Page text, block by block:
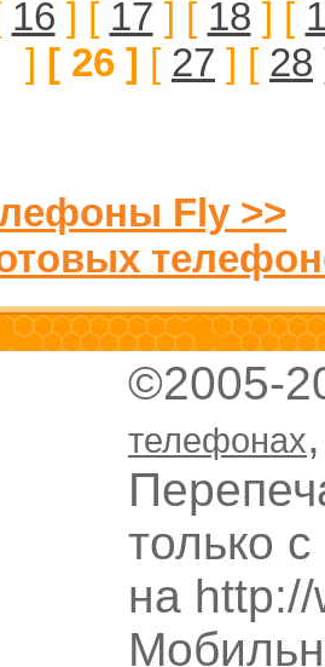
16 ] [ 17 ] [ 18 ] [
] [ 26 ] [ 27 ] [ 28
Fly >>
©2005-
телефонах
только
на